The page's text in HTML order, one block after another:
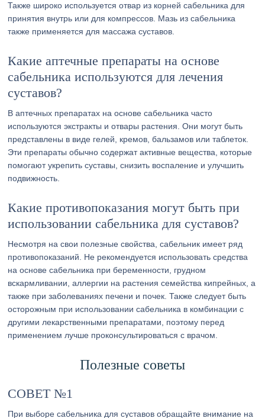
Также широко используется отвар из корней сабельника для
принятия внутрь или для компрессов. Мазь из сабельника
также применяется для массажа суставов.
Какие аптечные препараты на основе
сабельника используются для лечения
суставов?
В аптечных препаратах на основе сабельника часто
используются экстракты и отвары растения. Они могут быть
представлены в виде гелей, кремов, бальзамов или таблеток.
Эти препараты обычно содержат активные вещества, которые
помогают укрепить суставы, снизить воспаление и улучшить
подвижность.
Какие противопоказания могут быть при
использовании сабельника для суставов?
Несмотря на свои полезные свойства, сабельник имеет ряд
противопоказаний. Не рекомендуется использовать средства
на основе сабельника при беременности, грудном
вскармливании, аллергии на растения семейства кипрейных, а
также при заболеваниях печени и почек. Также следует быть
осторожным при использовании сабельника в комбинации с
другими лекарственными препаратами, поэтому перед
применением лучше проконсультироваться с врачом.
Полезные советы
СОВЕТ №1
При выборе сабельника для суставов обращайте внимание на